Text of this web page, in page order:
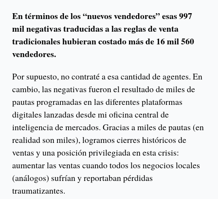
En términos de los “nuevos vendedores” esas 997
mil negativas traducidas a las reglas de venta
tradicionales hubieran costado más de 16 mil 560
vendedores.
Por supuesto, no contraté a esa cantidad de agentes. En
cambio, las negativas fueron el resultado de miles de
pautas programadas en las diferentes plataformas
digitales lanzadas desde mi oficina central de
inteligencia de mercados. Gracias a miles de pautas (en
realidad son miles), logramos cierres históricos de
ventas y una posición privilegiada en esta crisis:
aumentar las ventas cuando todos los negocios locales
(análogos) sufrían y reportaban pérdidas
traumatizantes.